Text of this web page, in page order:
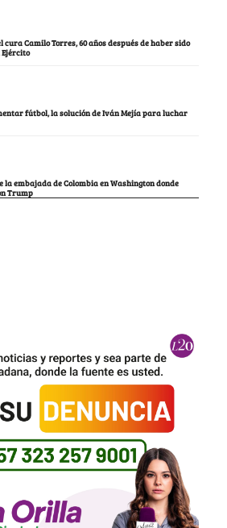
Camilo Torres, 60 años después de haber sido
Ejército
fútbol, la solución de Iván Mejía para luchar
la embajada de Colombia en Washington donde
Trump